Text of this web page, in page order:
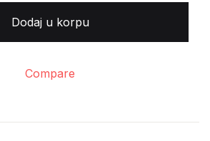
Dodaj u korpu
Compare